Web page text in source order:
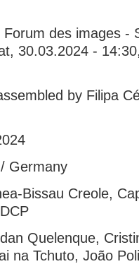
des images -
30.03.2024 -
by Filipa
Germany
Bissau Creole,
Quelenque,
na Tchuto, João